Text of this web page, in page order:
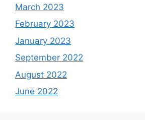
March 2023
February 2023
January 2023
September 2022
August 2022
June 2022